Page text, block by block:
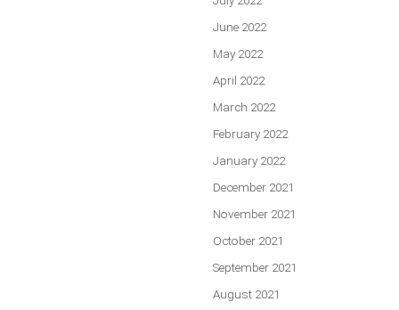
June 2022
May 2022
April 2022
March 2022
February 2022
January 2022
December 2021
November 2021
October 2021
September 2021
August 2021